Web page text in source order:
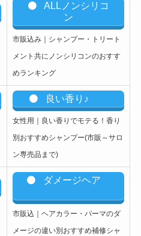
ALLノンシリコ
ン
市販込み｜シャンプー・トリート
メント共にノンシリコンのおすす
めランキング
良い香り♪
女性用｜良い香りでモテる！香り
別おすすめシャンプー(市販～サロ
ン専売品まで)
ダメージヘア
市販込｜ヘアカラー・パーマのダ
メージの違い別おすすめ補修シャ